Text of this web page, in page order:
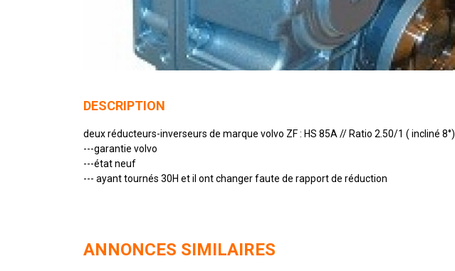
DESCRIPTION
deux réducteurs-inverseurs de marque volvo ZF : HS 85A // Ratio 2.50/1 ( incliné 8°)
---garantie volvo
---état neuf
--- ayant tournés 30H et il ont changer faute de rapport de réduction
ANNONCES SIMILAIRES